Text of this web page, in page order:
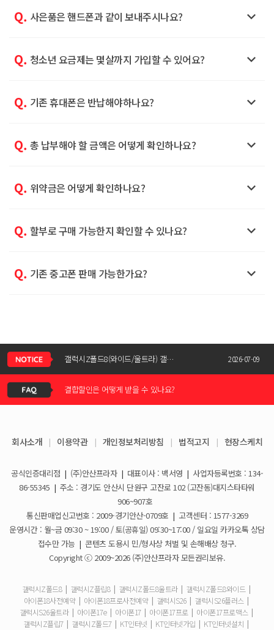
Q. 사은품은 핸드폰과 같이 보내주시나요? 
Q. 청소년 요금제는 몇살까지 가입할 수 있어요? 
Q. 기존 휴대폰은 반납해야하나요? 
Q. 총 납부해야 할 금액은 어떻게 확인하나요? 
Q. 위약금은 어떻게 확인하나요? 
Q. 할부로 구매 가능한지 확인할 수 있나요? 
Q. 기존 중고폰 판매 가능한가요? 
갤럭시Z폴드8(와이드/울트라) 갤럭시Z플립8 사전예약 공지사항 2026-07-09
KT스토어 공식 신청서 작성 관련 자주 묻는 질문
아이폰17e 사전예약 공지사항
갤럭시S26 사전예약 공지사항
신청서 조회는 어떻게 하나요?
결합할인은 어떻게 받을 수 있나요?
휴대폰 일시불로 구매도 가능한가요?
요금제 변경은 언제할 수 있나요?
더블할인카드는 어떻게 등록 하나요?
휴대폰 구매 후 불량이면 어떻게 하나요?
ESIM 발급 방법은 어떻게 되나요?
회사소개 | 이용약관 | 개인정보처리방침 | 법적고지 | 현장스케치
공식인증대리점 | (주)안산프라자 | 대표이사 : 백서영 | 사업자등록번호 : 134-
86-55345 | 주소 : 경기도 안산시 단원구 고잔로 102 (고잔동)대지스타타워
906~907호
통신판매업신고번호 : 2009-경기안산-0709호 | 고객센터 : 1577-3269
운영시간 : 월~금 09:30 ~ 19:00 / 토(공휴일) 09:30~17:00 / 일요일 카카오톡 상담
접수만 가능 | 콘텐츠 도용시 민/형사상 처벌 및 손해배상 청구.
Copyright ⓒ 2009~2026 (주)안산프라자 모든권리보유.
갤럭시Z폴드8 | 갤럭시Z플립8 | 갤럭시Z폴드8울트라 | 갤럭시Z폴드8와이드 |
아이폰18사전예약 | 아이폰18프로사전예약 | 갤럭시S26 | 갤럭시S26플러스 |
갤럭시S26울트라 | 아이폰17e | 아이폰17 | 아이폰17프로 | 아이폰17프로맥스 |
갤럭시Z플립7 | 갤럭시Z폴드7 | KT인터넷 | KT인터넷가입 | KT인터넷설치 |